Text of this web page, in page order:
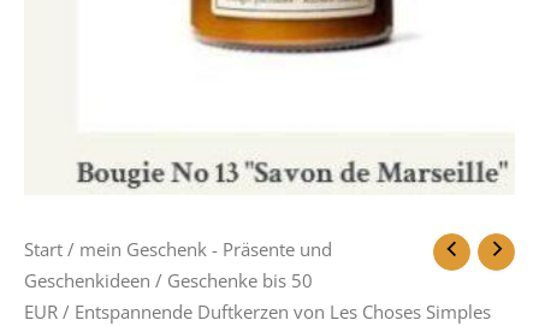
Start / mein Geschenk - Präsente und
Geschenkideen / Geschenke bis 50
EUR / Entspannende Duftkerzen von Les Choses Simples